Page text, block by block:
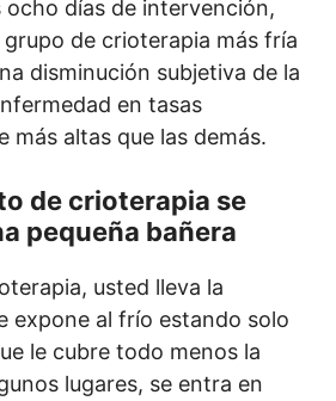
ocho días de intervención,
grupo de crioterapia más fría
disminución subjetiva de la
en tasas
más altas que las demás.
de crioterapia se
pequeña bañera
usted lleva la
expone al frío estando solo
le cubre todo menos la
lugares, se entra en